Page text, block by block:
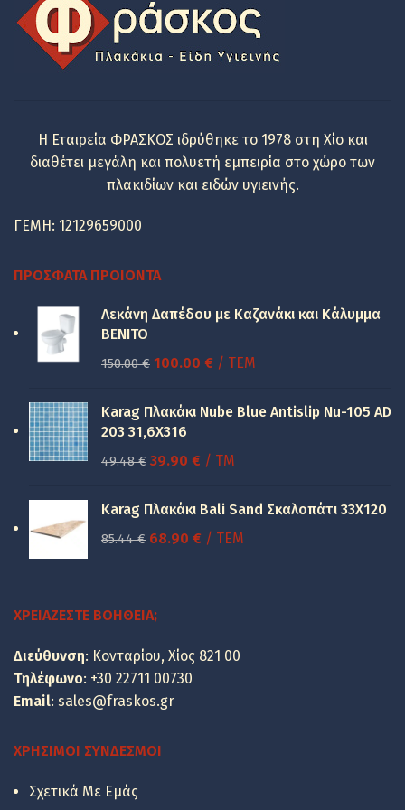
Η Εταιρεία ΦΡΑΣΚΟΣ ιδρύθηκε το 1978 στη Χίο και
διαθέτει μεγάλη και πολυετή εμπειρία στο χώρο των
πλακιδίων και ειδών υγιεινής.
ΓΕΜΗ: 12129659000
ΠΡΌΣΦΑΤΑ ΠΡΟΙΌΝΤΑ
Λεκάνη Δαπέδου με Καζανάκι και Κάλυμμα
BENITO
150.00€ Original
was:
150.00 €.
100.00 €Η
τιμή
100.00 €.
/ ΤΕΜ
Karag Πλακάκι Nube Blue Antislip Nu-105 AD
203 31,6X316
49.48€ Original
was:
39.90 €Η
τιμή
είναι:
39.90 €.
/ TM
Karag Πλακάκι Bali Sand Σκαλοπάτι 33Χ120
85.44€ Original
68.90 €Η/ ΤΕΜ
ΧΡΕΙΆΖΕΣΤΕ ΒΟΉΘΕΙΑ;
Διεύθυνση: Κονταρίου, Χίος 821 00
Τηλέφωνο: +30 22711 00730
Email: sales@fraskos.gr
ΧΡΉΣΙΜΟΙ ΣΎΝΔΕΣΜΟΙ
Σχετικά Με Εμάς